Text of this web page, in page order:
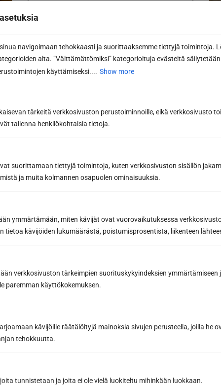
navigoimaan tehokkaasti ja suorittaaksemme tiettyjä toimintoja.
alta. ”Välttämättömiksi” kategorioituja evästeitä säilytetään
käyttämiseksi.... Show more
tärkeitä verkkosivuston perustoiminnoille, eikä verkkosivusto
tallenna henkilökohtaisia tietoja.
suorittamaan tiettyjä toimintoja, kuten verkkosivuston sisällön
ja muita kolmannen osapuolen ominaisuuksia.
ymmärtämään, miten kävijät ovat vuorovaikutuksessa
tietoa kävijöiden lukumäärästä, poistumisprosentista, liikenteen
verkkosivuston tärkeimpien suorituskykyindeksien ymmärtämiseen
paremman käyttökokemuksen.
kävijöille räätälöityjä mainoksia sivujen perusteella, joilla he
tehokkuutta.
tunnistetaan ja joita ei ole vielä luokiteltu mihinkään luokkaan.
Message or further information...
Have you already designed the sauna